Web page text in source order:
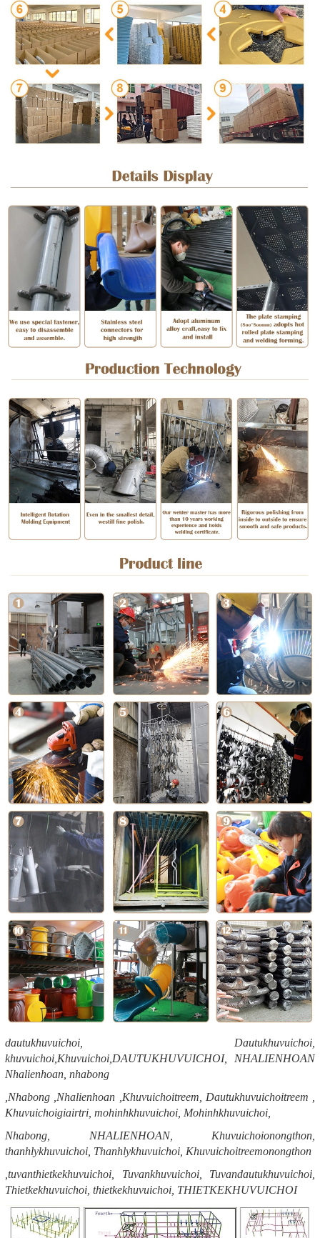
dautukhuvuichoi, Dautukhuvuichoi,
khuvuichoi,Khuvuichoi,DAUTUKHUVUICHOI, NHALIENHOAN
Nhalienhoan, nhabong
,Nhabong ,Nhalienhoan ,Khuvuichoitreem, Dautukhuvuichoitreem ,
Khuvuichoigiairtri, mohinhkhuvuichoi, Mohinhkhuvuichoi,
Nhabong, NHALIENHOAN, Khuvuichoionongthon,
thanhlykhuvuichoi, Thanhlykhuvuichoi, Khuvuichoitreemonongthon
,tuvanthietkekhuvuichoi, Tuvankhuvuichoi, Tuvandautukhuvuichoi,
Thietkekhuvuichoi, thietkekhuvuichoi, THIETKEKHUVUICHOI